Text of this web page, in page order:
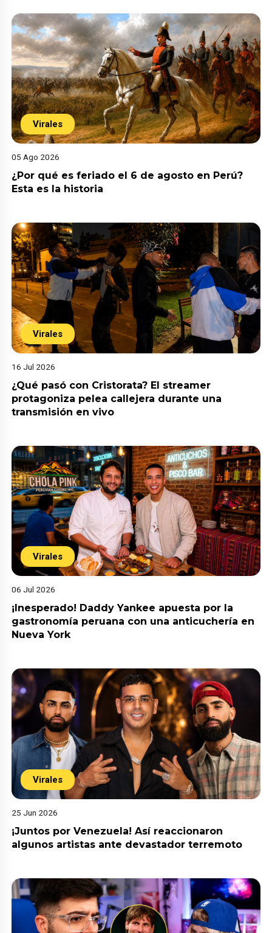
Virales
05 Ago 2026
¿Por qué es feriado el 6 de agosto en Perú?
Esta es la historia
Virales
16 Jul 2026
¿Qué pasó con Cristorata? El streamer
protagoniza pelea callejera durante una
transmisión en vivo
Virales
06 Jul 2026
¡Inesperado! Daddy Yankee apuesta por la
gastronomía peruana con una anticuchería en
Nueva York
Virales
25 Jun 2026
¡Juntos por Venezuela! Así reaccionaron
algunos artistas ante devastador terremoto